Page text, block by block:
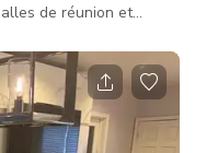
de réunion et
simplement un lieu de
carrés au deuxième
naturelle grâce à
l'accès à une salle